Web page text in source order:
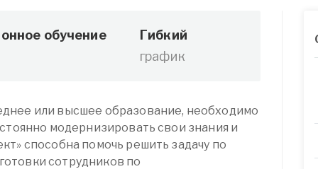
обучение
Гибкий
график
или высшее образование, необходимо
модернизировать свои знания и
способна помочь решить задачу по
сотрудников по